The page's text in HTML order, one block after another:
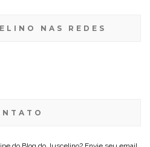
NAS REDES